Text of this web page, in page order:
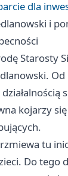
dla
i
Starosty
Od
kojarzy
tu
Do tego